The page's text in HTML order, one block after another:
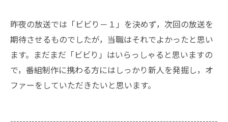
昨夜の放送では「ビビり－１」を決めず，次回の放送を
期待させるものでしたが，当職はそれでよかったと思い
ます。まだまだ「ビビり」はいらっしゃると思いますの
で，番組制作に携わる方にはしっかり新人を発掘し，オ
ファーをしていただきたいと思います。